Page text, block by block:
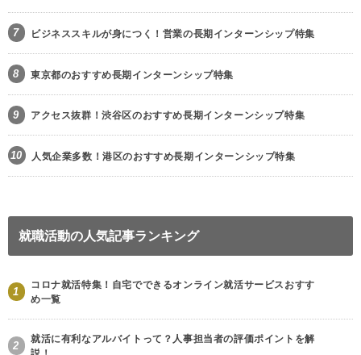
7 ビジネススキルが身につく！営業の長期インターンシップ特集
8 東京都のおすすめ長期インターンシップ特集
9 アクセス抜群！渋谷区のおすすめ長期インターンシップ特集
10 人気企業多数！港区のおすすめ長期インターンシップ特集
就職活動の人気記事ランキング
1
コロナ就活特集！自宅でできるオンライン就活サービスおすす
め一覧
2
就活に有利なアルバイトって？人事担当者の評価ポイントを解